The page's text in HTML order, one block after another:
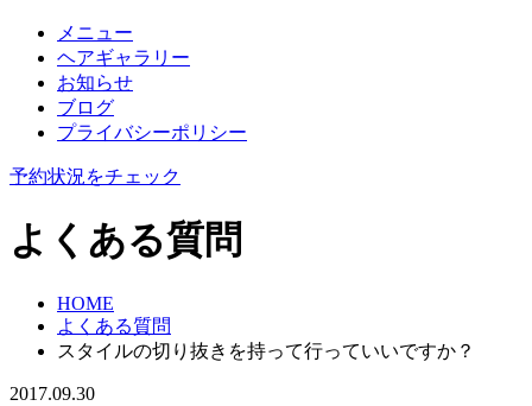
メニュー
ヘアギャラリー
お知らせ
ブログ
プライバシーポリシー
予約状況をチェック
よくある質問
HOME
よくある質問
スタイルの切り抜きを持って行っていいですか？
2017.09.30